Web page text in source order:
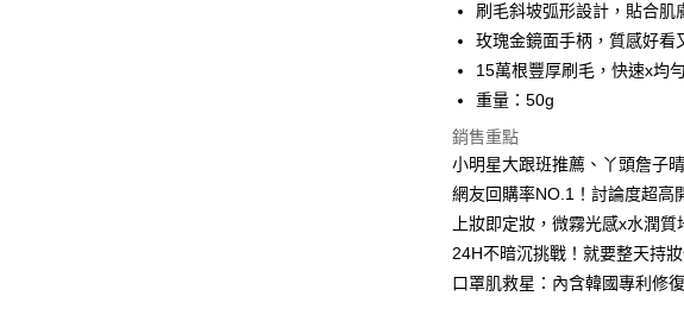
宅配
每筆NT$85，滿NT$599(含以上
刷毛斜坡弧形設計，貼合肌
玫瑰金鏡面手柄，質感好看
15萬根豐厚刷毛，快速x均
重量：50g
銷售重點
小明星大跟班推薦、丫頭詹子
網友回購率NO.1！討論度超高
上妝即定妝，微霧光感x水潤
24H不暗沉挑戰！就要整天持
口罩肌救星：內含韓國專利修